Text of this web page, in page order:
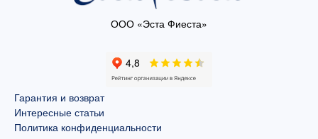
ООО «Эста Фиеста»
Гарантия и возврат
Интересные статьи
Политика конфиденциальности